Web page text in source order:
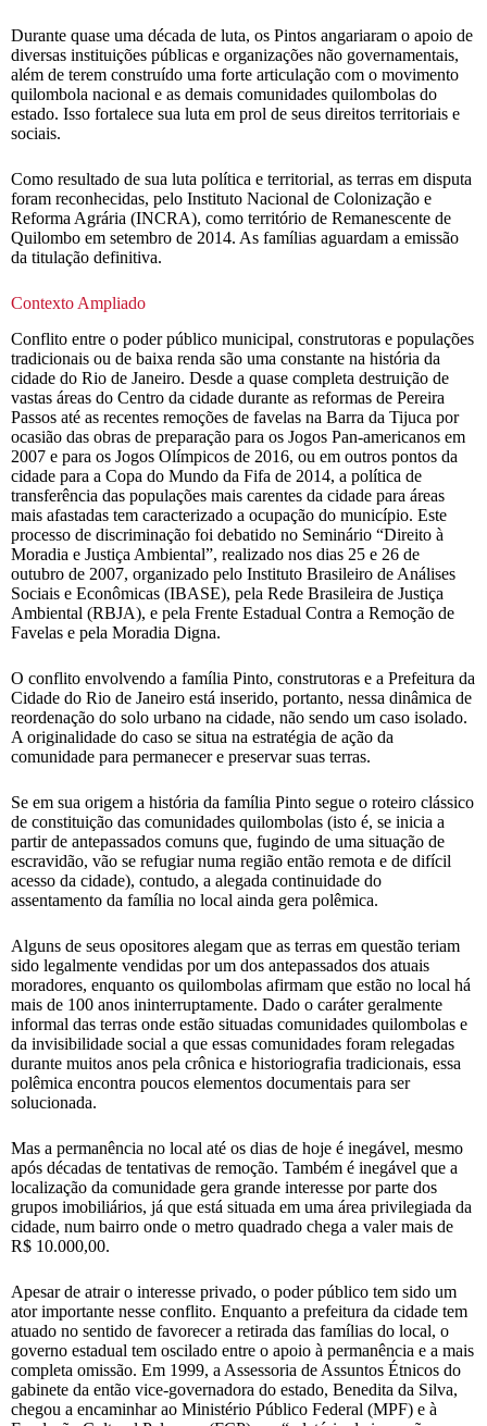
Durante quase uma década de luta, os Pintos angariaram o apoio de
diversas instituições públicas e organizações não governamentais,
além de terem construído uma forte articulação com o movimento
quilombola nacional e as demais comunidades quilombolas do
estado. Isso fortalece sua luta em prol de seus direitos territoriais e
sociais.
Como resultado de sua luta política e territorial, as terras em disputa
foram reconhecidas, pelo Instituto Nacional de Colonização e
Reforma Agrária (INCRA), como território de Remanescente de
Quilombo em setembro de 2014. As famílias aguardam a emissão
da titulação definitiva.
Contexto Ampliado
Conflito entre o poder público municipal, construtoras e populações
tradicionais ou de baixa renda são uma constante na história da
cidade do Rio de Janeiro. Desde a quase completa destruição de
vastas áreas do Centro da cidade durante as reformas de Pereira
Passos até as recentes remoções de favelas na Barra da Tijuca por
ocasião das obras de preparação para os Jogos Pan-americanos em
2007 e para os Jogos Olímpicos de 2016, ou em outros pontos da
cidade para a Copa do Mundo da Fifa de 2014, a política de
transferência das populações mais carentes da cidade para áreas
mais afastadas tem caracterizado a ocupação do município. Este
processo de discriminação foi debatido no Seminário “Direito à
Moradia e Justiça Ambiental”, realizado nos dias 25 e 26 de
outubro de 2007, organizado pelo Instituto Brasileiro de Análises
Sociais e Econômicas (IBASE), pela Rede Brasileira de Justiça
Ambiental (RBJA), e pela Frente Estadual Contra a Remoção de
Favelas e pela Moradia Digna.
O conflito envolvendo a família Pinto, construtoras e a Prefeitura da
Cidade do Rio de Janeiro está inserido, portanto, nessa dinâmica de
reordenação do solo urbano na cidade, não sendo um caso isolado.
A originalidade do caso se situa na estratégia de ação da
comunidade para permanecer e preservar suas terras.
Se em sua origem a história da família Pinto segue o roteiro clássico
de constituição das comunidades quilombolas (isto é, se inicia a
partir de antepassados comuns que, fugindo de uma situação de
escravidão, vão se refugiar numa região então remota e de difícil
acesso da cidade), contudo, a alegada continuidade do
assentamento da família no local ainda gera polêmica.
Alguns de seus opositores alegam que as terras em questão teriam
sido legalmente vendidas por um dos antepassados dos atuais
moradores, enquanto os quilombolas afirmam que estão no local há
mais de 100 anos ininterruptamente. Dado o caráter geralmente
informal das terras onde estão situadas comunidades quilombolas e
da invisibilidade social a que essas comunidades foram relegadas
durante muitos anos pela crônica e historiografia tradicionais, essa
polêmica encontra poucos elementos documentais para ser
solucionada.
Mas a permanência no local até os dias de hoje é inegável, mesmo
após décadas de tentativas de remoção. Também é inegável que a
localização da comunidade gera grande interesse por parte dos
grupos imobiliários, já que está situada em uma área privilegiada da
cidade, num bairro onde o metro quadrado chega a valer mais de
R$ 10.000,00.
Apesar de atrair o interesse privado, o poder público tem sido um
ator importante nesse conflito. Enquanto a prefeitura da cidade tem
atuado no sentido de favorecer a retirada das famílias do local, o
governo estadual tem oscilado entre o apoio à permanência e a mais
completa omissão. Em 1999, a Assessoria de Assuntos Étnicos do
gabinete da então vice-governadora do estado, Benedita da Silva,
chegou a encaminhar ao Ministério Público Federal (MPF) e à